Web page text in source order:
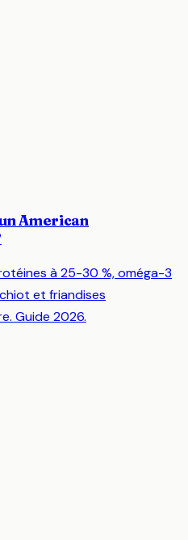
American
à 25-30 %, oméga-3
et friandises
Guide 2026.